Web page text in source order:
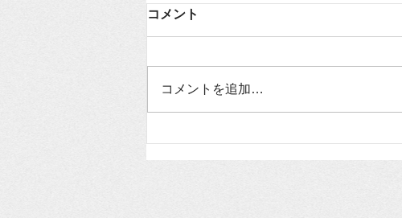
授業備品
NO.311（2026.7.6）「動く
コメント
コメントを追加…